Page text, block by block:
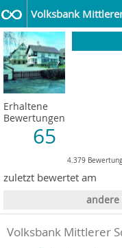
Volksbank
Erhaltene
Bewertungen
65
4.379
zuletzt bewertet am
andere
Volksbank Mittlerer